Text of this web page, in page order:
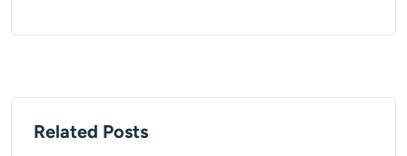
Related Posts